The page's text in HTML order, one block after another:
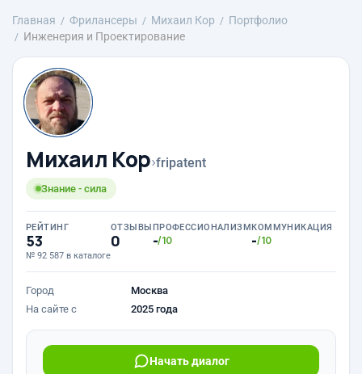
Главная Фрилансеры Михаил Кор
Портфолио
Инженерия и Проектирование
Михаил Кор›fripatent
Знание - сила
РЕЙТИНГ
53
№ 92 587 в каталоге
ОТЗЫВЫ
0
ПРОФЕССИОНАЛИЗМ
-/10
КОММУНИКАЦИЯ
-/10
Город
Москва
На сайте с
2025 года
Начать диалог